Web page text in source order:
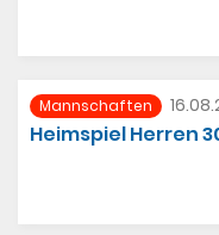
Mannschaften
Heimspiel Herren